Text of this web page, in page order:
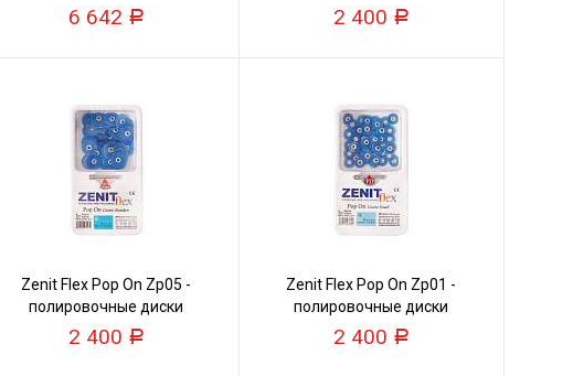
6 642 Р 2 400 Р
Zenit Flex Pop On Zp05 -
полировочные диски
2 400 Р
Zenit Flex Pop On Zp01 -
полировочные диски
2 400 Р